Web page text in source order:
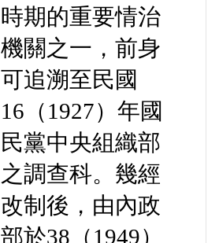
時期的重要情治
機關之一，前身
可追溯至民國
16（1927）年國
民黨中央組織部
之調查科。幾經
改制後，由內政
部於38（1949）